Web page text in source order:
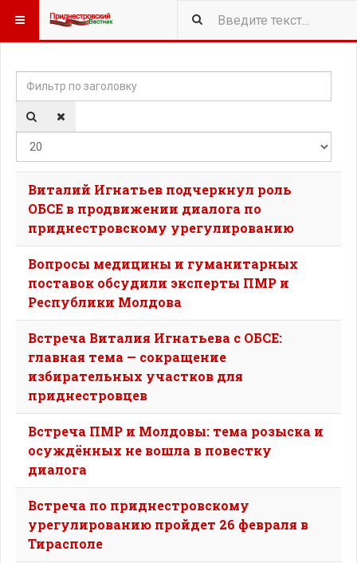
Фильтр по заголовку
Виталий Игнатьев подчеркнул роль
ОБСЕ в продвижении диалога по
приднестровскому урегулированию
Вопросы медицины и гуманитарных
поставок обсудили эксперты ПМР и
Республики Молдова
Встреча Виталия Игнатьева с ОБСЕ:
главная тема — сокращение
избирательных участков для
приднестровцев
Встреча ПМР и Молдовы: тема розыска и
осуждённых не вошла в повестку
диалога
Встреча по приднестровскому
урегулированию пройдет 26 февраля в
Тирасполе